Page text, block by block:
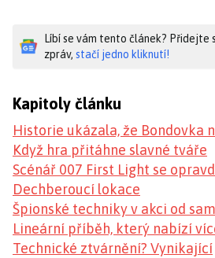
Líbí se vám tento článek? Přidejte
zpráv, stačí jedno kliknutí!
Kapitoly článku
Historie ukázala, že Bondovka
Když hra přitáhne slavné tváře
Scénář 007 First Light se
Dechberoucí lokace
Špionské techniky v akci od
Lineární příběh, který nabízí
Technické ztvárnění? Vynikající